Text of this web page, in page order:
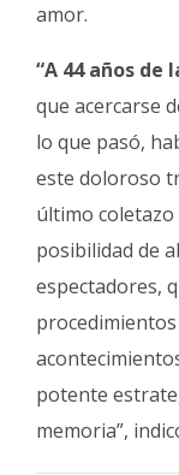
amor.
“A 44 años de
que acercarse
lo que pasó,
este doloroso
último coletazo
posibilidad de
espectadores,
potente
memoria”,